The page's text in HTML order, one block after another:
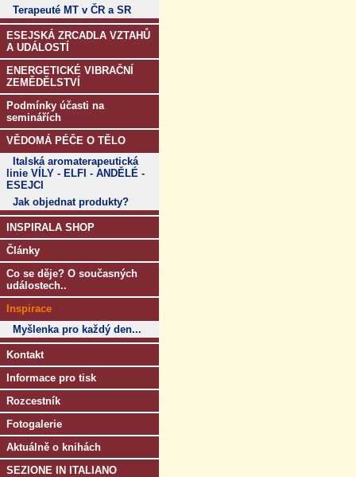
Terapeuté MT v ČR a SR
ESEJSKÁ ZRCADLA VZTAHŮ
A UDÁLOSTÍ
ENERGETICKÉ VIBRAČNÍ
ZEMĚDĚLSTVÍ
Podmínky účasti na
seminářích
VĚDOMÁ PÉČE O TĚLO
Italská aromaterapeutická
linie VÍLY - ELFI - ANDĚLÉ -
ESEJCI
Jak objednat produkty?
INSPIRALA SHOP
Články
Co se děje? O současných
událostech..
Inspirace
Myšlenka pro každý den...
Kontakt
Informace pro tisk
Rozcestník
Fotogalerie
Aktuálně o knihách
SEZIONE IN ITALIANO